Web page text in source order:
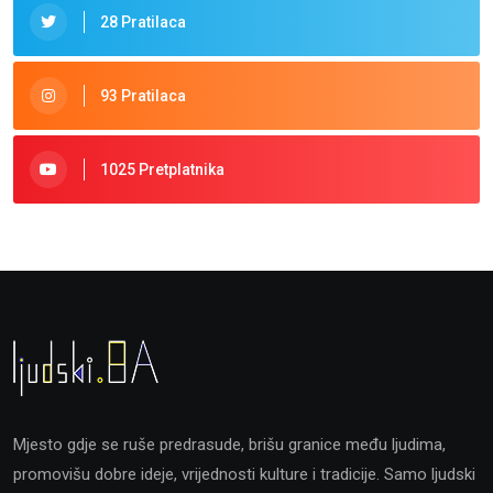
28 Pratilaca
93 Pratilaca
1025 Pretplatnika
Mjesto gdje se ruše predrasude, brišu granice među ljudima,
promovišu dobre ideje, vrijednosti kulture i tradicije. Samo ljudski